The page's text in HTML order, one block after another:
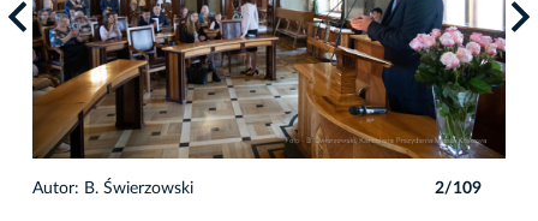
Autor: B. Świerzowski 2/109